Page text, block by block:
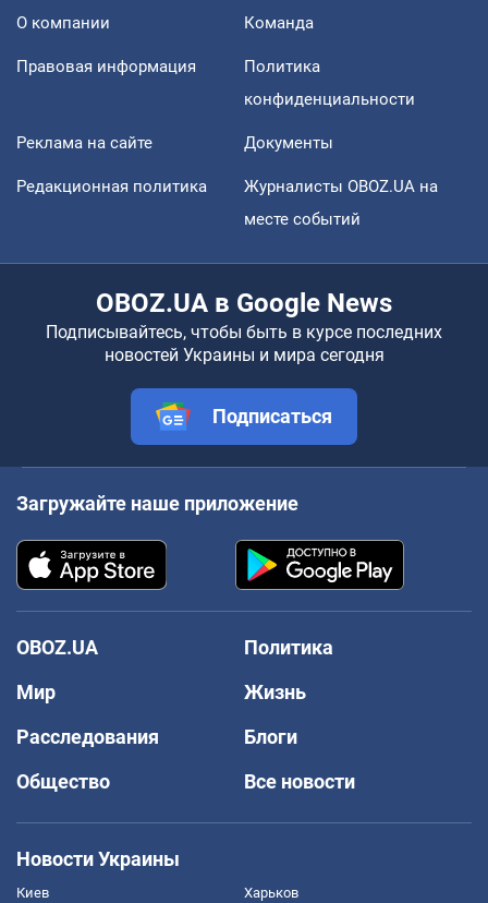
О компании Команда
Правовая информация
Политика
конфиденциальности
Реклама на сайте Документы
Редакционная политика
Журналисты OBOZ.UA на
месте событий
OBOZ.UA в Google News
Подписывайтесь, чтобы быть в курсе последних
новостей Украины и мира сегодня
Подписаться
Загружайте наше приложение
OBOZ.UA
Политика
Мир
Жизнь
Расследования
Блоги
Общество
Все новости
Новости Украины
Киев Харьков